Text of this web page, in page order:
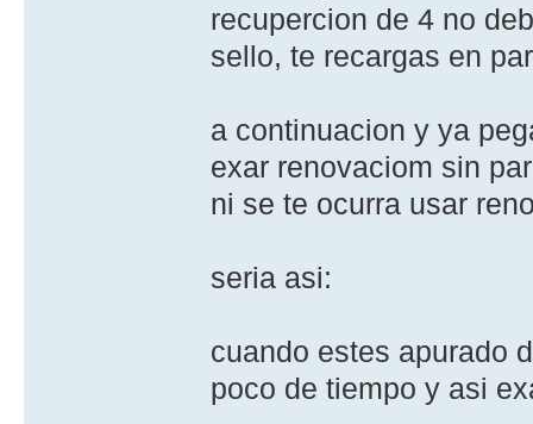
recupercion de 4 no
sello, te recargas en
a continuacion y ya
exar renovaciom sin
ni se te ocurra usar
seria asi:
cuando estes apurado
poco de tiempo y asi